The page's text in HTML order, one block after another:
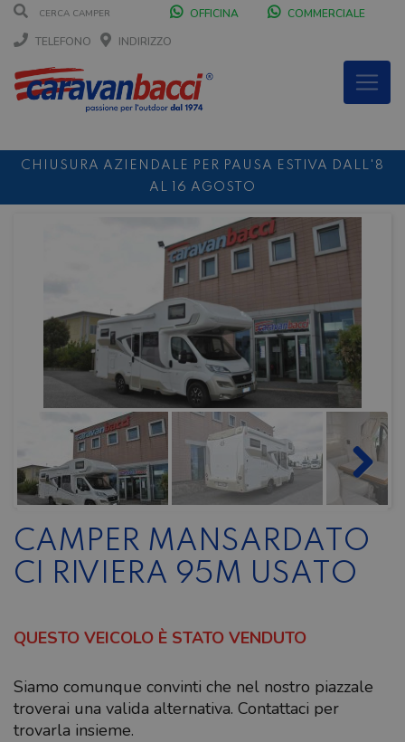
OFFICINA
COMMERCIALE
TELEFONO
INDIRIZZO
CHIUSURA AZIENDALE PER PAUSA ESTIVA DALL'8
AL 16 AGOSTO
DURANTE IL MESE DI AGOSTO SIAMO CHIUSI IL
SABATO POMERIGGIO
NOLEGGIO ENTRO IL 31.08
CAMPER MANSARDATO
CI RIVIERA 95M USATO
QUESTO VEICOLO È STATO VENDUTO
Siamo comunque convinti che nel nostro piazzale
troverai una valida alternativa. Contattaci per
trovarla insieme.